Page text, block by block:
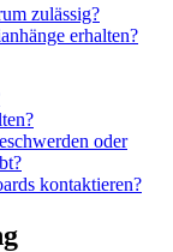
zulässig?
erhalten?
oder
kontaktieren?